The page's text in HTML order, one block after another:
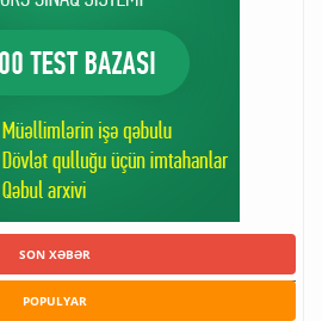
SON XƏBƏR
POPULYAR